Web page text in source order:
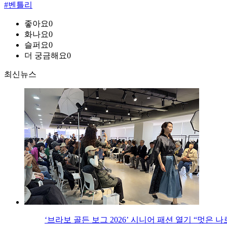
#벤틀리
좋아요0
화나요0
슬퍼요0
더 궁금해요0
최신뉴스
‘브라보 골든 보그 2026’ 시니어 패션 열기 “멋은 나